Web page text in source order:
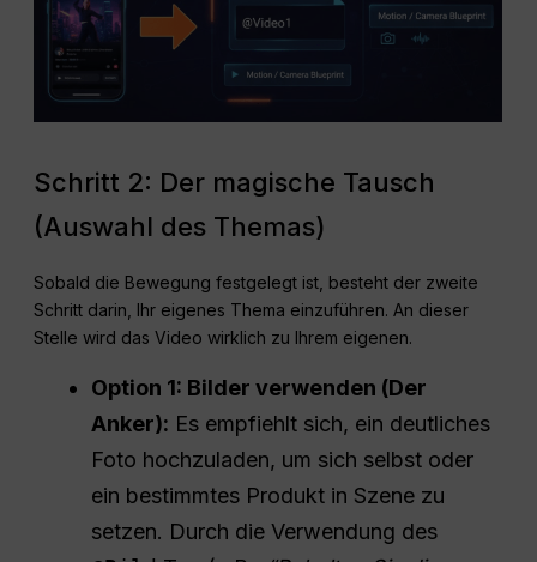
Schritt 2: Der magische Tausch
(Auswahl des Themas)
Sobald die Bewegung festgelegt ist, besteht der zweite
Schritt darin, Ihr eigenes Thema einzuführen. An dieser
Stelle wird das Video wirklich zu Ihrem eigenen.
Option 1: Bilder verwenden (Der
Anker): Es empfiehlt sich, ein deutliches
Foto hochzuladen, um sich selbst oder
ein bestimmtes Produkt in Szene zu
setzen. Durch die Verwendung des